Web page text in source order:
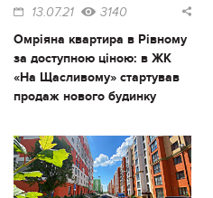
13.07.21 3140
Омріяна квартира в Рівному
за доступною ціною: в ЖК
«На Щасливому» стартував
продаж нового будинку